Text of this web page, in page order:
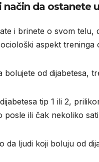
da ostanete
i brinete o svom telu,
aspekt
bolujete od dijabetesa,
tip 1 ili 2,
ili čak nekoliko
da ljudi koji boluju od